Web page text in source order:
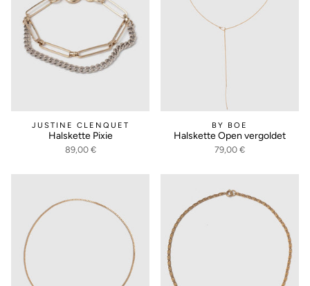
JUSTINE CLENQUET
Halskette Pixie
89,00 €
BY BOE
Halskette Open vergoldet
79,00 €